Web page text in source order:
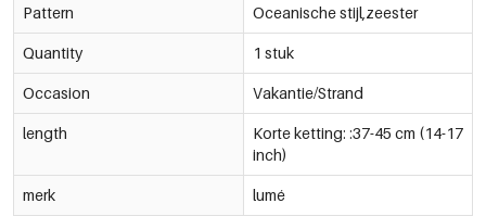
Pattern Oceanische stijl,zeester
Quantity 1 stuk
Occasion Vakantie/Strand
length
Korte ketting: :37-45 cm (14-17
inch)
merk lumé